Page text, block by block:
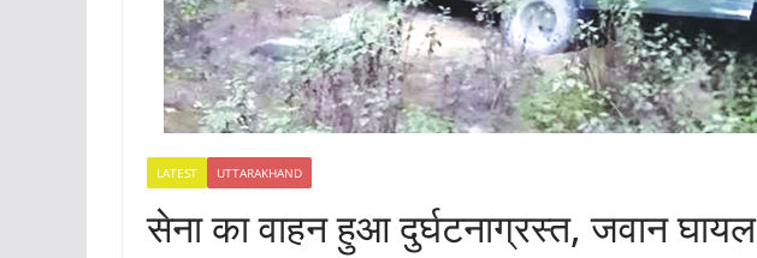
LATEST UTTARAKHAND
सेना का वाहन हुआ दुर्घटनाग्रस्त, जवान घायल